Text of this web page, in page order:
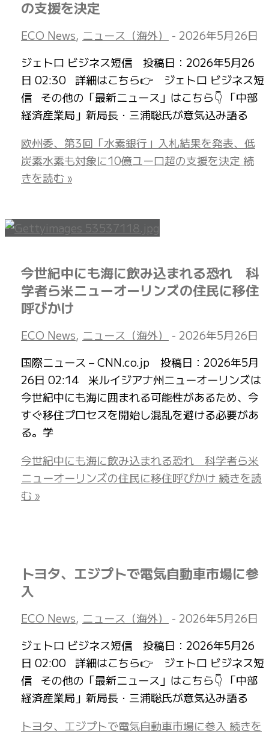
の支援を決定
ECO News, ニュース（海外） - 2026年5月26日
ジェトロ ビジネス短信 投稿日：2026年5月26
日 02:30 詳細はこちら👉 ジェトロ ビジネス短
信 その他の「最新ニュース」はこちら👇 「中部
経済産業局」新局長・三浦聡氏が意気込み語る
欧州委、第3回「水素銀行」入札結果を発表、低
炭素水素も対象に10億ユーロ超の支援を決定 続
きを読む »
今世紀中にも海に飲み込まれる恐れ 科
学者ら米ニューオーリンズの住民に移住
呼びかけ
ECO News, ニュース（海外） - 2026年5月26日
国際ニュース – CNN.co.jp 投稿日：2026年5月
26日 02:14 米ルイジアナ州ニューオーリンズは
今世紀中にも海に囲まれる可能性があるため、今
すぐ移住プロセスを開始し混乱を避ける必要があ
る。学
今世紀中にも海に飲み込まれる恐れ 科学者ら米
ニューオーリンズの住民に移住呼びかけ 続きを読
む »
トヨタ、エジプトで電気自動車市場に参
入
ECO News, ニュース（海外） - 2026年5月26日
ジェトロ ビジネス短信 投稿日：2026年5月26
日 02:00 詳細はこちら👉 ジェトロ ビジネス短
信 その他の「最新ニュース」はこちら👇 「中部
経済産業局」新局長・三浦聡氏が意気込み語る
トヨタ、エジプトで電気自動車市場に参入 続きを